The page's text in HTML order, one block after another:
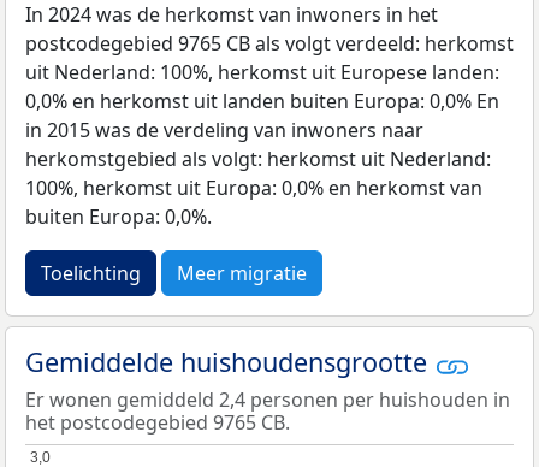
In 2024 was de herkomst van inwoners in het
postcodegebied 9765 CB als volgt verdeeld: herkomst
uit Nederland: 100%, herkomst uit Europese landen:
0,0% en herkomst uit landen buiten Europa: 0,0% En
in 2015 was de verdeling van inwoners naar
herkomstgebied als volgt: herkomst uit Nederland:
100%, herkomst uit Europa: 0,0% en herkomst van
buiten Europa: 0,0%.
Toelichting Meer migratie
Gemiddelde huishoudensgrootte
Er wonen gemiddeld 2,4 personen per huishouden in
het postcodegebied 9765 CB.
3,0
3,0